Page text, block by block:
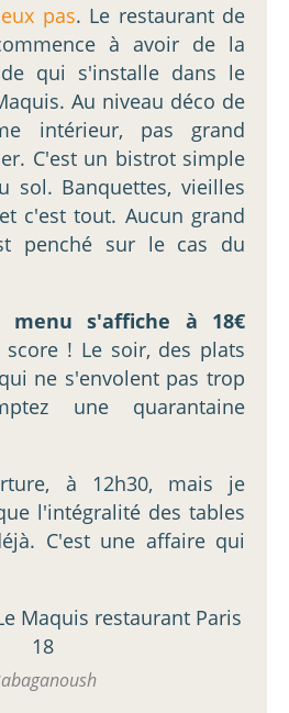
pas. Le restaurant de
à avoir de la
qui s'installe dans le
Au niveau déco de
intérieur, pas grand
C'est un bistrot simple
sol. Banquettes, vieilles
c'est tout. Aucun grand
penché sur le cas du
menu s'affiche à 18€
score ! Le soir, des plats
ne s'envolent pas trop
une quarantaine
à 12h30, mais je
l'intégralité des tables
C'est une affaire qui